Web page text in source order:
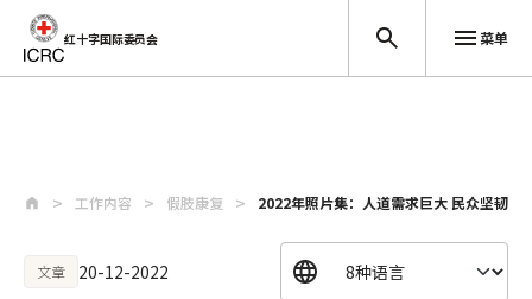
红十字国际委员会 菜单
工作内容 假肢康复 2022年照片集：人道需求巨大 民众坚韧不
文章 20-12-2022